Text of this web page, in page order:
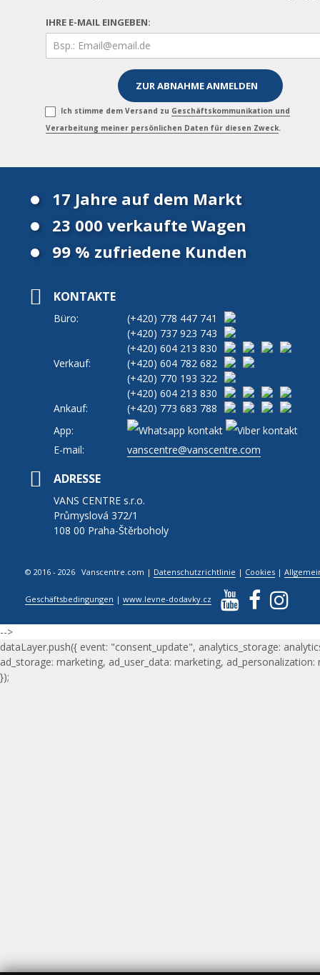
IHRE E-MAIL EINGEBEN:
Ich stimme dem Versand zu Geschäftskommunikation und
Verarbeitung meiner persönlichen Daten für diesen Zweck.
17 Jahre auf dem Markt
23 000 verkaufte Wagen
99 % zufriedene Kunden
KONTAKTE
Büro: (+420) 778 447 741
(+420) 737 923 743
(+420) 604 213 830
Verkauf:
(+420) 604 782 682
(+420) 770 193 322
(+420) 604 213 830
Ankauf:
(+420) 773 683 788
App:
E-mail:
vanscentre@vanscentre.com
ADRESSE
VANS CENTRE s.r.o.
Průmyslová 372/1
108 00 Praha-Štěrboholy
© 2016 - 2026 Vanscentre.com | Datenschutzrichtlinie | Cookies |
Geschäftsbedingungen |www.levne-dodavky.cz
-->
dataLayer.push({ event: "consent_update", analytics_storage:
ad_storage: marketing, ad_user_data: marketing, ad_personalization:
});